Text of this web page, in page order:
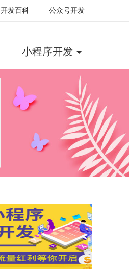
开发百科 公众号开发
小程序开发